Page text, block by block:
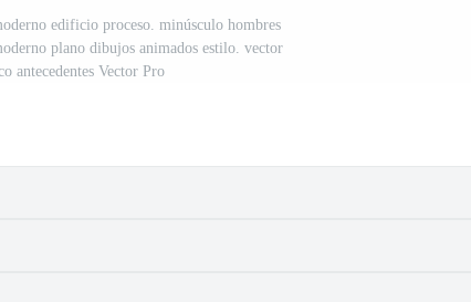
edificio proceso. minúsculo hombres
plano dibujos animados estilo. vector
antecedentes Vector Pro